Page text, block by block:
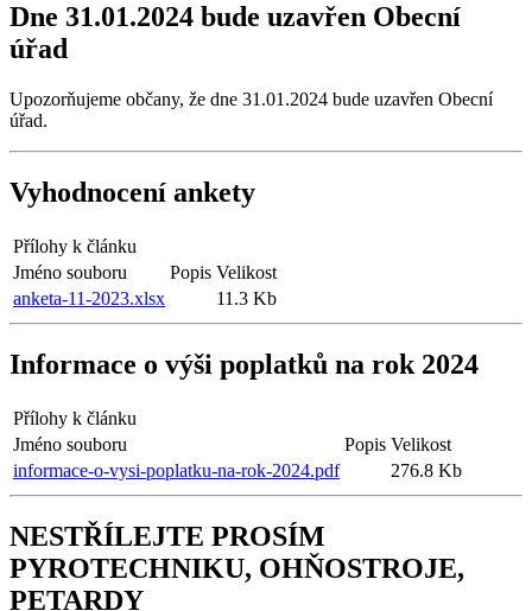
Dne 31.01.2024 bude uzavřen Obecní
úřad
Upozorňujeme občany, že dne 31.01.2024 bude uzavřen Obecní
úřad.
Vyhodnocení ankety
Přílohy k článku
Jméno souboru
Popis Velikost
anketa-11-2023.xlsx
11.3 Kb
Informace o výši poplatků na rok 2024
Přílohy k článku
Jméno souboru
Popis Velikost
informace-o-vysi-poplatku-na-rok-2024.pdf
276.8 Kb
NESTŘÍLEJTE PROSÍM
PYROTECHNIKU, OHŇOSTROJE,
PETARDY